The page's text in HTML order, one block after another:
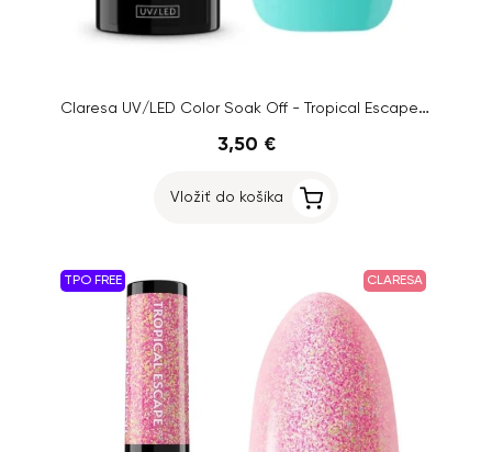
Claresa UV/LED Color Soak Off - Tropical Escape 6, 5g
3,50 €
Vložiť do košíka
TPO FREE CLARESA